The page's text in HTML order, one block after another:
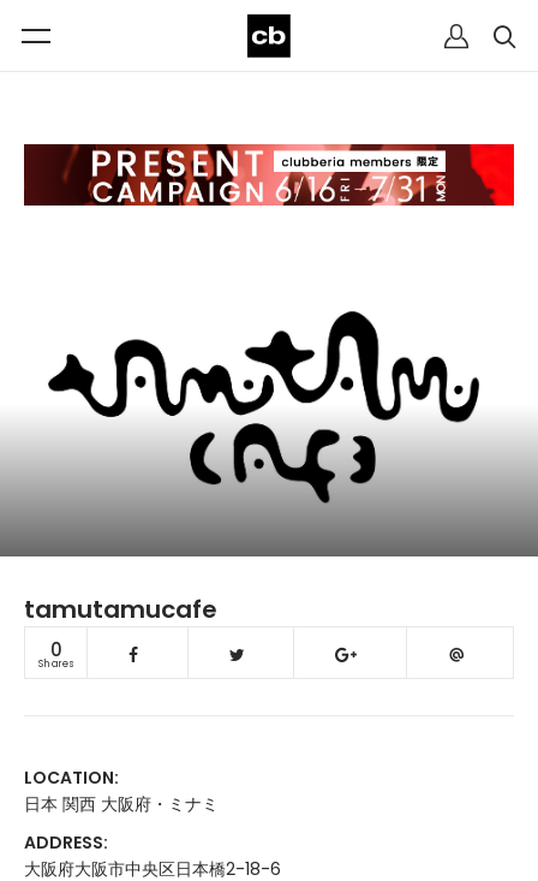
tamutamucafe
0
Shares
LOCATION:
日本 関西 大阪府・ミナミ
ADDRESS:
大阪府大阪市中央区日本橋2-18-6